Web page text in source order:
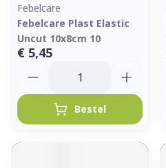
Febelcare
Febelcare Plast Elastic
Uncut 10x8cm 10
€ 5,45
Bestel